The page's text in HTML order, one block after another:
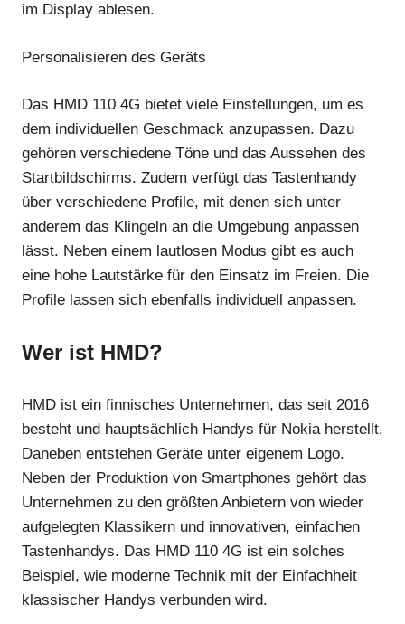
im Display ablesen.
Personalisieren des Geräts
Das HMD 110 4G bietet viele Einstellungen, um es
dem individuellen Geschmack anzupassen. Dazu
gehören verschiedene Töne und das Aussehen des
Startbildschirms. Zudem verfügt das Tastenhandy
über verschiedene Profile, mit denen sich unter
anderem das Klingeln an die Umgebung anpassen
lässt. Neben einem lautlosen Modus gibt es auch
eine hohe Lautstärke für den Einsatz im Freien. Die
Profile lassen sich ebenfalls individuell anpassen.
Wer ist HMD?
HMD ist ein finnisches Unternehmen, das seit 2016
besteht und hauptsächlich Handys für Nokia herstellt.
Daneben entstehen Geräte unter eigenem Logo.
Neben der Produktion von Smartphones gehört das
Unternehmen zu den größten Anbietern von wieder
aufgelegten Klassikern und innovativen, einfachen
Tastenhandys. Das HMD 110 4G ist ein solches
Beispiel, wie moderne Technik mit der Einfachheit
klassischer Handys verbunden wird.